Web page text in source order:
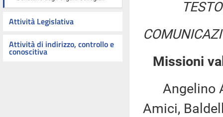
Attività Legislativa
Attività di indirizzo, controllo e
conoscitiva
Missioni
Angelino
Amici,